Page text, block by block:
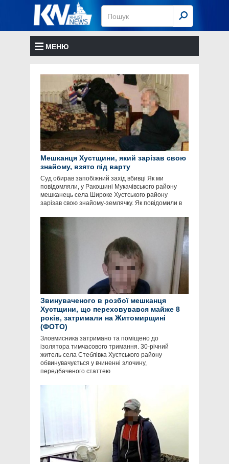
МЕНЮ
Мешканця Хустщини, який зарізав свою
знайому, взято під варту
Суд обирав запобіжний захід вбивці Як ми
повідомляли, у Ракошині Мукачівського району
мешканець села Широке Хустського району
зарізав свою знайому-землячку. Як повідомили в
Звинуваченого в розбої мешканця
Хустщини, що переховувався майже 8
років, затримали на Житомирщині
(ФОТО)
Зловмисника затримано та поміщено до
ізолятора тимчасового тримання. 30-річний
житель села Стеблівка Хустського району
обвинувачується у вчиненні злочину,
передбаченого статтею